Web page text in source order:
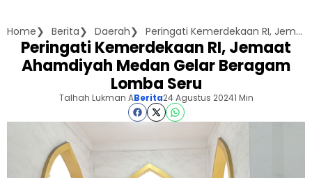
Home Berita Daerah Peringati Kemerdekaan RI, Jemaat Ahamdiyah Medan Gelar Beragam Lomba Seru
Peringati Kemerdekaan RI, Jemaat
Ahamdiyah Medan Gelar Beragam
Lomba Seru
Talhah Lukman ABerita24 Agustus 20241 Min